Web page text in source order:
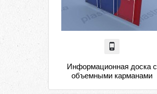
Информационная доска с
объемными карманами